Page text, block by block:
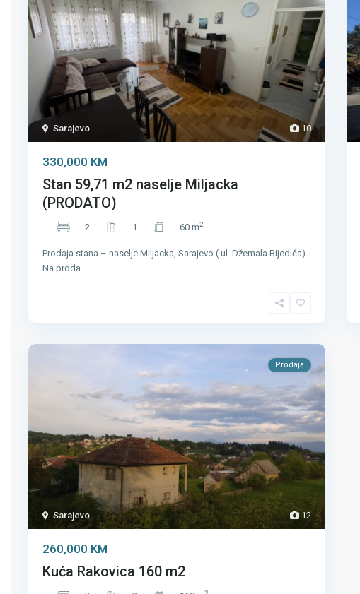
10
Sarajevo
330,000 KM
Stan 59,71 m2 naselje Miljacka
(PRODATO)
2 1 60 m2
Prodaja stana – naselje Miljacka, Sarajevo ( ul. Džemala Bijedića)
Na proda
12
Sarajevo
Prodaja
260,000 KM
Kuća Rakovica 160 m2